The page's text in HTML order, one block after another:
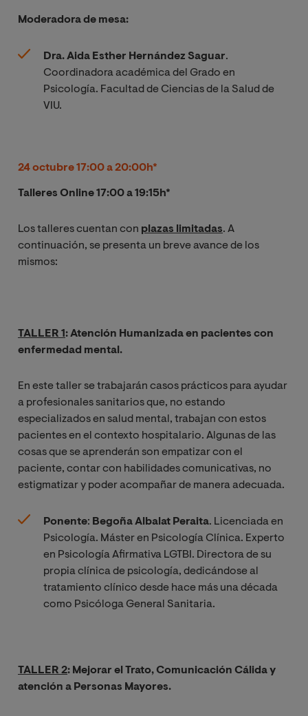
Moderadora de mesa:
Dra. Aida Esther Hernández Saguar.
Coordinadora académica del Grado en
Psicología. Facultad de Ciencias de la Salud de
VIU.
24 octubre 17:00 a 20:00h*
Talleres Online 17:00 a 19:15h*
Los talleres cuentan con plazas limitadas. A
continuación, se presenta un breve avance de los
mismos:
TALLER 1 : Atención Humanizada en pacientes con
enfermedad mental.
En este taller se trabajarán casos prácticos para ayudar
a profesionales sanitarios que, no estando
especializados en salud mental, trabajan con estos
pacientes en el contexto hospitalario. Algunas de las
cosas que se aprenderán son empatizar con el
paciente, contar con habilidades comunicativas, no
estigmatizar y poder acompañar de manera adecuada.
Ponente: Begoña Albalat Peraita. Licenciada en
Psicología. Máster en Psicología Clínica. Experto
en Psicología Afirmativa LGTBI. Directora de su
propia clínica de psicología, dedicándose al
tratamiento clínico desde hace más una década
como Psicóloga General Sanitaria.
TALLER 2: Mejorar el Trato, Comunicación Cálida y
atención a Personas Mayores.